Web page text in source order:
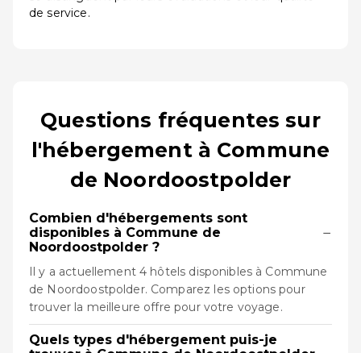
de service.
Questions fréquentes sur
l'hébergement à Commune
de Noordoostpolder
Combien d'hébergements sont
disponibles à Commune de
Noordoostpolder ?
−
Il y a actuellement 4 hôtels disponibles à Commune
de Noordoostpolder. Comparez les options pour
trouver la meilleure offre pour votre voyage.
Quels types d'hébergement puis-je